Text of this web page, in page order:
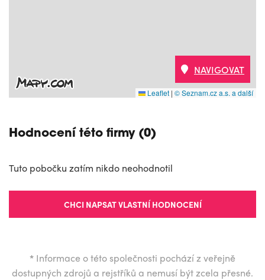
Leaflet | © Seznam.cz a.s. a další
NAVIGOVAT
Hodnocení této firmy (0)
Tuto pobočku zatím nikdo neohodnotil
CHCI NAPSAT VLASTNÍ HODNOCENÍ
* Informace o této společnosti pochází z veřejně
dostupných zdrojů a rejstříků a nemusí být zcela přesné.